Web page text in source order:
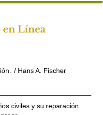
/ Hans A. Fischer
civiles y su reparación.